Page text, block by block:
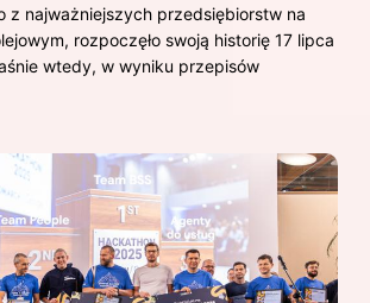
z najważniejszych przedsiębiorstw na
rozpoczęło swoją historię 17 lipca
wtedy, w wyniku przepisów